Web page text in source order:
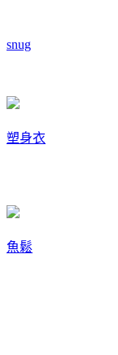
snug
塑身衣
魚鬆